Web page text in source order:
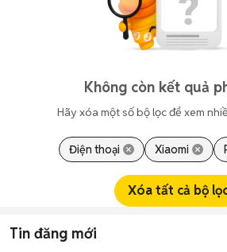
Không còn kết quả
Hãy xóa một số bộ lọc để xem
Điện thoại Xiaomi
Xóa tất cả bộ
Tin đăng mới